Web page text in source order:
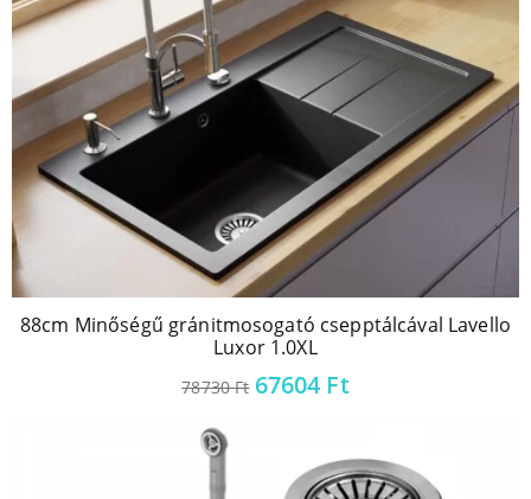
88cm Minőségű gránitmosogató csepptálcával Lavello
Luxor 1.0XL
78730Ft 67604 Ft